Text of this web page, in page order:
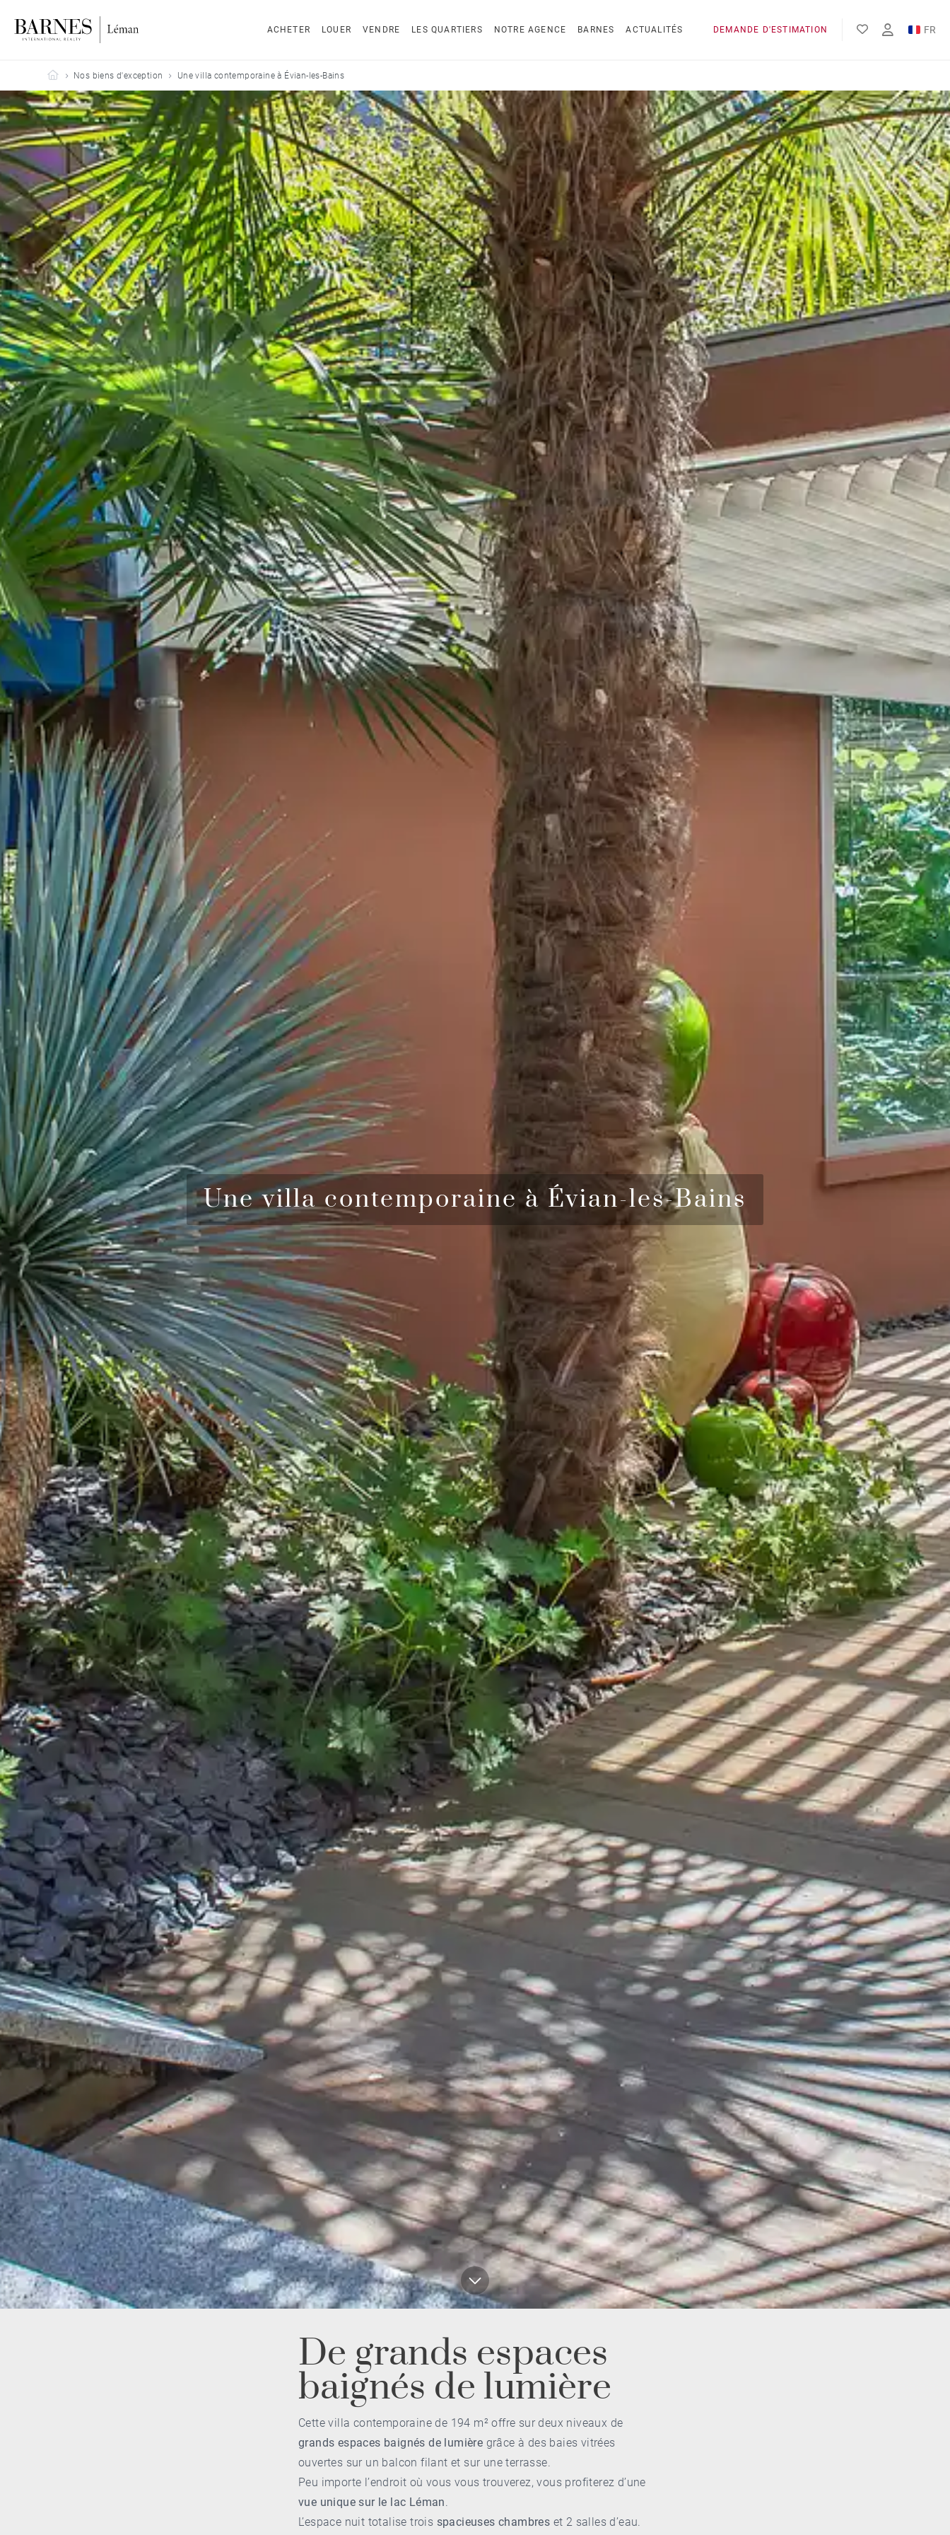
ACHETER LOUER VENDRE LES QUARTIERS NOTRE AGENCE BARNES ACTUALITÉS DEMANDE D'ESTIMATION
FR
Barnes Leman
Nos biens d'exception Une villa contemporaine à Évian-les-Bains
Une villa contemporaine à Évian-les-Bains
De grands espaces
baignés de lumière
Cette villa contemporaine de 194 m² offre sur deux niveaux de
grands espaces baignés de lumière grâce à des baies vitrées
ouvertes sur un balcon filant et sur une terrasse.
Peu importe l’endroit où vous vous trouverez, vous profiterez d’une
vue unique sur le lac Léman.
L’espace nuit totalise trois spacieuses chambres et 2 salles d’eau.